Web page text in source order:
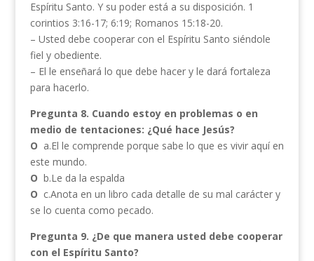
Espíritu Santo. Y su poder está a su disposición. 1
corintios 3:16-17; 6:19; Romanos 15:18-20.
– Usted debe cooperar con el Espíritu Santo siéndole
fiel y obediente.
– El le enseñará lo que debe hacer y le dará fortaleza
para hacerlo.
Pregunta 8. Cuando estoy en problemas o en
medio de tentaciones: ¿Qué hace Jesús?
O a.El le comprende porque sabe lo que es vivir aquí en
este mundo.
O b.Le da la espalda
O c.Anota en un libro cada detalle de su mal carácter y
se lo cuenta como pecado.
Pregunta 9. ¿De que manera usted debe cooperar
con el Espíritu Santo?